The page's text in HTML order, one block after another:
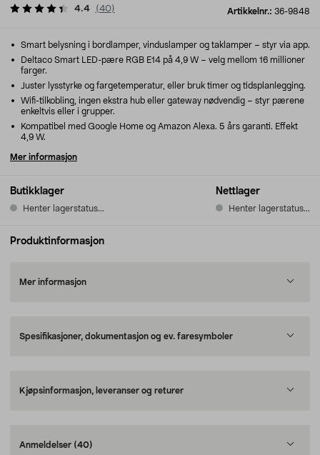
Artikkelnr.: 36-9848
4.4 (40)
Butikklager
Henter lagerstatus...
Nettlager
Henter lagerstatus...
Smart belysning i bordlamper, vinduslamper og taklamper – styr via app.
Deltaco Smart LED-pære RGB E14 på 4,9 W – velg mellom 16 millioner
farger.
Juster lysstyrke og fargetemperatur, eller bruk timer og tidsplanlegging.
Wifi-tilkobling, ingen ekstra hub eller gateway nødvendig – styr pærene
enkeltvis eller i grupper.
Kompatibel med Google Home og Amazon Alexa. 5 års garanti. Effekt
4,9 W.
Mer informasjon
Produktinformasjon
Mer informasjon
Spesifikasjoner, dokumentasjon og ev. faresymboler
Kjøpsinformasjon, leveranser og returer
Anmeldelser (40)